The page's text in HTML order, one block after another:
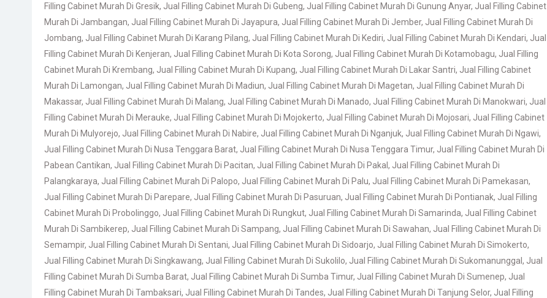
Filling Cabinet Murah Di Gresik, Jual Filling Cabinet Murah Di Gubeng, Jual Filling Cabinet Murah Di Gunung Anyar, Jual Filling Cabinet
Murah Di Jambangan, Jual Filling Cabinet Murah Di Jayapura, Jual Filling Cabinet Murah Di Jember, Jual Filling Cabinet Murah Di
Jombang, Jual Filling Cabinet Murah Di Karang Pilang, Jual Filling Cabinet Murah Di Kediri, Jual Filling Cabinet Murah Di Kendari, Jual
Filling Cabinet Murah Di Kenjeran, Jual Filling Cabinet Murah Di Kota Sorong, Jual Filling Cabinet Murah Di Kotamobagu, Jual Filling
Cabinet Murah Di Krembang, Jual Filling Cabinet Murah Di Kupang, Jual Filling Cabinet Murah Di Lakar Santri, Jual Filling Cabinet
Murah Di Lamongan, Jual Filling Cabinet Murah Di Madiun, Jual Filling Cabinet Murah Di Magetan, Jual Filling Cabinet Murah Di
Makassar, Jual Filling Cabinet Murah Di Malang, Jual Filling Cabinet Murah Di Manado, Jual Filling Cabinet Murah Di Manokwari, Jual
Filling Cabinet Murah Di Merauke, Jual Filling Cabinet Murah Di Mojokerto, Jual Filling Cabinet Murah Di Mojosari, Jual Filling Cabinet
Murah Di Mulyorejo, Jual Filling Cabinet Murah Di Nabire, Jual Filling Cabinet Murah Di Nganjuk, Jual Filling Cabinet Murah Di Ngawi,
Jual Filling Cabinet Murah Di Nusa Tenggara Barat, Jual Filling Cabinet Murah Di Nusa Tenggara Timur, Jual Filling Cabinet Murah Di
Pabean Cantikan, Jual Filling Cabinet Murah Di Pacitan, Jual Filling Cabinet Murah Di Pakal, Jual Filling Cabinet Murah Di
Palangkaraya, Jual Filling Cabinet Murah Di Palopo, Jual Filling Cabinet Murah Di Palu, Jual Filling Cabinet Murah Di Pamekasan,
Jual Filling Cabinet Murah Di Parepare, Jual Filling Cabinet Murah Di Pasuruan, Jual Filling Cabinet Murah Di Pontianak, Jual Filling
Cabinet Murah Di Probolinggo, Jual Filling Cabinet Murah Di Rungkut, Jual Filling Cabinet Murah Di Samarinda, Jual Filling Cabinet
Murah Di Sambikerep, Jual Filling Cabinet Murah Di Sampang, Jual Filling Cabinet Murah Di Sawahan, Jual Filling Cabinet Murah Di
Semampir, Jual Filling Cabinet Murah Di Sentani, Jual Filling Cabinet Murah Di Sidoarjo, Jual Filling Cabinet Murah Di Simokerto,
Jual Filling Cabinet Murah Di Singkawang, Jual Filling Cabinet Murah Di Sukolilo, Jual Filling Cabinet Murah Di Sukomanunggal, Jual
Filling Cabinet Murah Di Sumba Barat, Jual Filling Cabinet Murah Di Sumba Timur, Jual Filling Cabinet Murah Di Sumenep, Jual
Filling Cabinet Murah Di Tambaksari, Jual Filling Cabinet Murah Di Tandes, Jual Filling Cabinet Murah Di Tanjung Selor, Jual Filling